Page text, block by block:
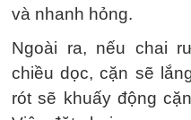
và nhanh hỏng.
Ngoài ra, nếu chai
chiều dọc, cặn sẽ
rót sẽ khuấy động